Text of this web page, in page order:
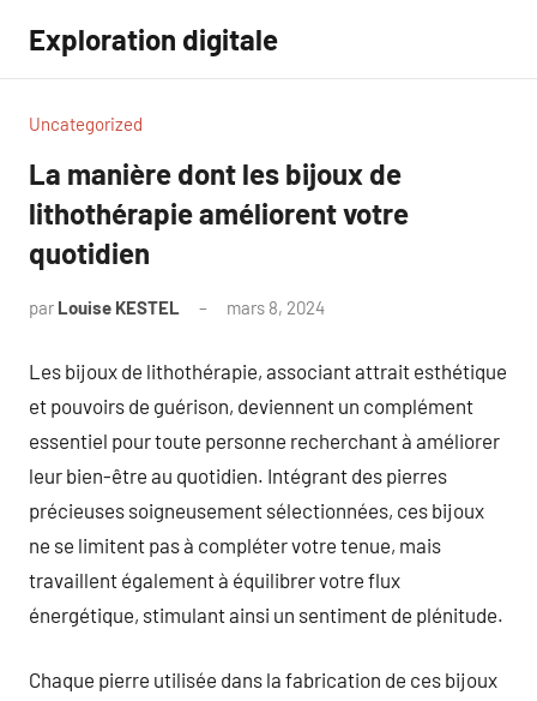
contenu
Exploration digitale
Uncategorized
La manière dont les bijoux de
lithothérapie améliorent votre
quotidien
par Louise KESTEL mars 8, 2024
Les bijoux de lithothérapie, associant attrait esthétique
et pouvoirs de guérison, deviennent un complément
essentiel pour toute personne recherchant à améliorer
leur bien-être au quotidien. Intégrant des pierres
précieuses soigneusement sélectionnées, ces bijoux
ne se limitent pas à compléter votre tenue, mais
travaillent également à équilibrer votre flux
énergétique, stimulant ainsi un sentiment de plénitude.
Chaque pierre utilisée dans la fabrication de ces bijoux